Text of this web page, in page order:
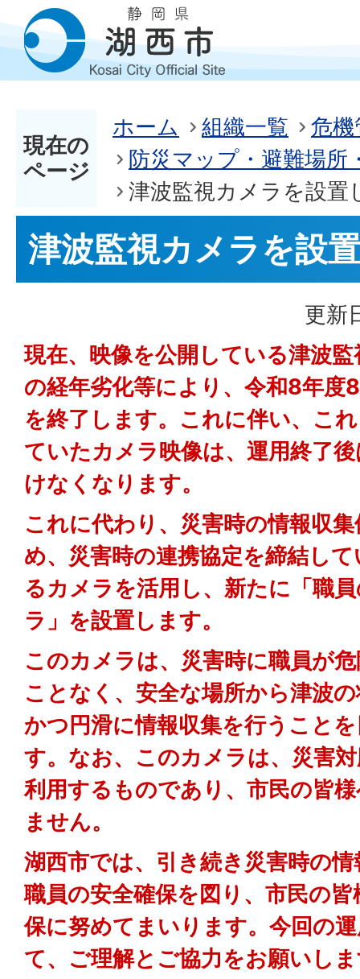
現在の
ページ
ホーム 組織一覧
危機
防災マップ・避難場所
津波監視カメラを設置
津波監視カメラを設
更新
現在、映像を公開している津波
の経年劣化等により、令和8年度
を終了します。これに伴い、こ
ていたカメラ映像は、運用終了
けなくなります。
これに代わり、災害時の情報収
め、災害時の連携協定を締結し
るカメラを活用し、新たに「職
ラ」を設置します。
このカメラは、災害時に職員が
ことなく、安全な場所から津波
かつ円滑に情報収集を行うこと
す。なお、このカメラは、災害
利用するものであり、市民の皆
ません。
湖西市では、引き続き災害時の
職員の安全確保を図り、市民の
保に努めてまいります。今回の
て、ご理解とご協力をお願いし